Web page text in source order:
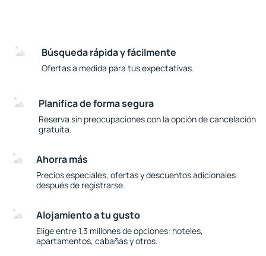
Búsqueda rápida y fácilmente
Ofertas a medida para tus expectativas.
Planifica de forma segura
Reserva sin preocupaciones con la opción de cancelación
gratuita.
Ahorra más
Precios especiales, ofertas y descuentos adicionales
después de registrarse.
Alojamiento a tu gusto
Elige entre 1.3 millones de opciones: hoteles,
apartamentos, cabañas y otros.